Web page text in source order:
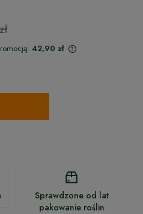
42,90 zł
Sprawdzone od lat
pakowanie roślin